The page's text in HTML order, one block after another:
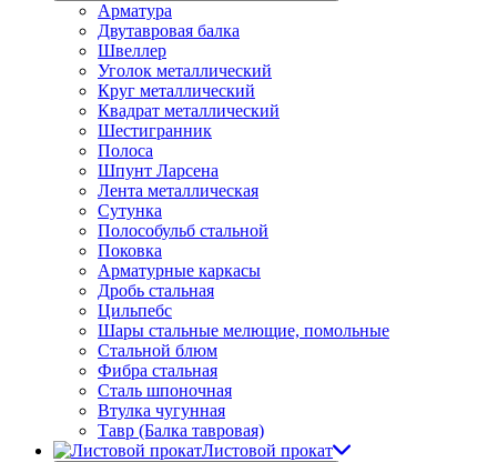
Арматура
Двутавровая балка
Швеллер
Уголок металлический
Круг металлический
Квадрат металлический
Шестигранник
Полоса
Шпунт Ларсена
Лента металлическая
Сутунка
Полособульб стальной
Поковка
Арматурные каркасы
Дробь стальная
Цильпебс
Шары стальные мелющие, помольные
Стальной блюм
Фибра стальная
Сталь шпоночная
Втулка чугунная
Тавр (Балка тавровая)
Листовой прокат